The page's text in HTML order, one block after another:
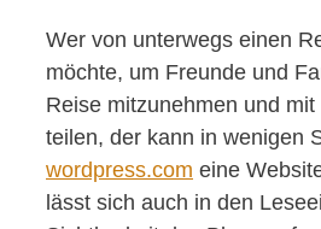
Wer von unterwegs einen
möchte, um Freunde und
Reise mitzunehmen und
teilen, der kann in wenigen
wordpress.com eine
lässt sich auch in den